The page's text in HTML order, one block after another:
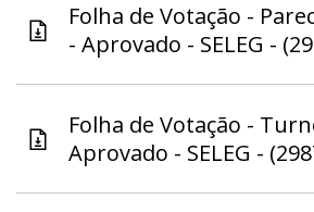
Folha de Votação -
- Aprovado - SELEG -
Folha de Votação -
Aprovado - SELEG -